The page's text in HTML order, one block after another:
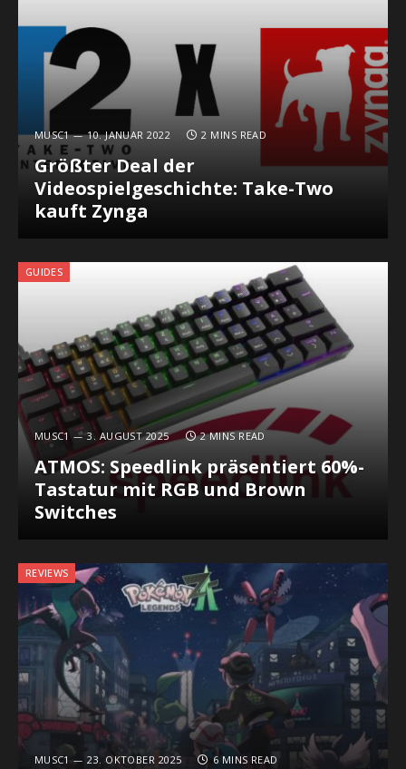
MUSC1 10. JANUAR 2022 2 MINS READ
Größter Deal der
Videospielgeschichte: Take-Two
kauft Zynga
GUIDES
MUSC1 3. AUGUST 2025 2 MINS READ
ATMOS: Speedlink präsentiert 60%-
Tastatur mit RGB und Brown
Switches
REVIEWS
MUSC1 23. OKTOBER 2025 6 MINS READ